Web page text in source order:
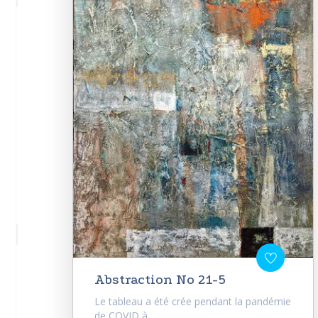
Abstraction No 21-5
Le tableau a été crée pendant la pandémie